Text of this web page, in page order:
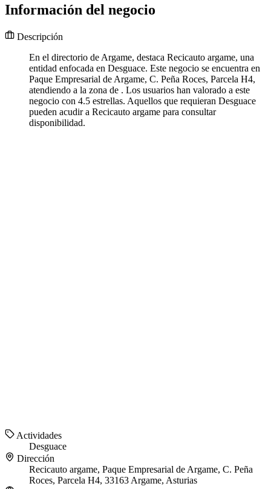
Información del negocio
Descripción
En el directorio de Argame, destaca Recicauto argame, una
entidad enfocada en Desguace. Este negocio se encuentra en
Paque Empresarial de Argame, C. Peña Roces, Parcela H4,
atendiendo a la zona de . Los usuarios han valorado a este
negocio con 4.5 estrellas. Aquellos que requieran Desguace
pueden acudir a Recicauto argame para consultar
disponibilidad.
Actividades
Desguace
Dirección
Recicauto argame, Paque Empresarial de Argame, C. Peña
Roces, Parcela H4, 33163 Argame, Asturias